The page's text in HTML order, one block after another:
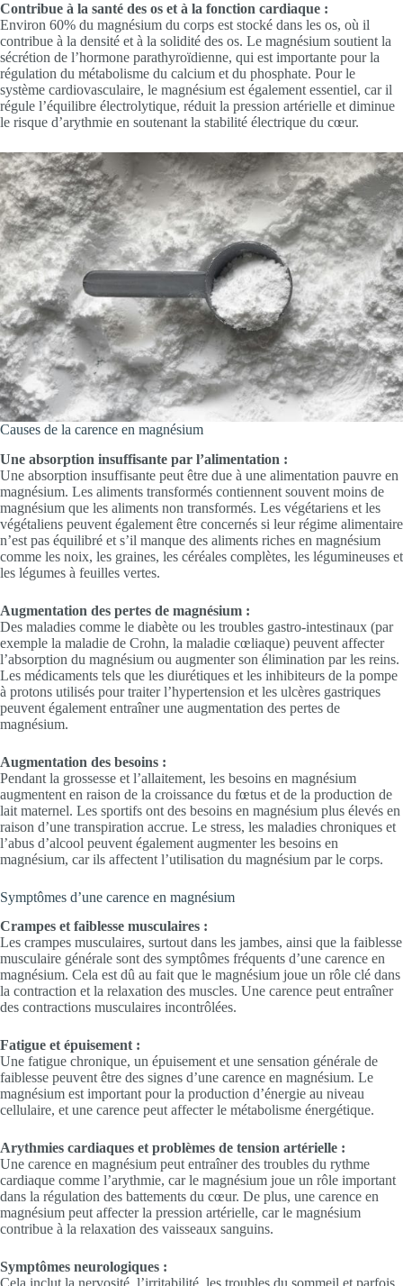
Contribue à la santé des os et à la fonction cardiaque :
Environ 60% du magnésium du corps est stocké dans les os, où il
contribue à la densité et à la solidité des os. Le magnésium soutient la
sécrétion de l’hormone parathyroïdienne, qui est importante pour la
régulation du métabolisme du calcium et du phosphate. Pour le
système cardiovasculaire, le magnésium est également essentiel, car il
régule l’équilibre électrolytique, réduit la pression artérielle et diminue
le risque d’arythmie en soutenant la stabilité électrique du cœur.
Causes de la carence en magnésium
Une absorption insuffisante par l’alimentation :
Une absorption insuffisante peut être due à une alimentation pauvre en
magnésium. Les aliments transformés contiennent souvent moins de
magnésium que les aliments non transformés. Les végétariens et les
végétaliens peuvent également être concernés si leur régime alimentaire
n’est pas équilibré et s’il manque des aliments riches en magnésium
comme les noix, les graines, les céréales complètes, les légumineuses et
les légumes à feuilles vertes.
Augmentation des pertes de magnésium :
Des maladies comme le diabète ou les troubles gastro-intestinaux (par
exemple la maladie de Crohn, la maladie cœliaque) peuvent affecter
l’absorption du magnésium ou augmenter son élimination par les reins.
Les médicaments tels que les diurétiques et les inhibiteurs de la pompe
à protons utilisés pour traiter l’hypertension et les ulcères gastriques
peuvent également entraîner une augmentation des pertes de
magnésium.
Augmentation des besoins :
Pendant la grossesse et l’allaitement, les besoins en magnésium
augmentent en raison de la croissance du fœtus et de la production de
lait maternel. Les sportifs ont des besoins en magnésium plus élevés en
raison d’une transpiration accrue. Le stress, les maladies chroniques et
l’abus d’alcool peuvent également augmenter les besoins en
magnésium, car ils affectent l’utilisation du magnésium par le corps.
Symptômes d’une carence en magnésium
Crampes et faiblesse musculaires :
Les crampes musculaires, surtout dans les jambes, ainsi que la faiblesse
musculaire générale sont des symptômes fréquents d’une carence en
magnésium. Cela est dû au fait que le magnésium joue un rôle clé dans
la contraction et la relaxation des muscles. Une carence peut entraîner
des contractions musculaires incontrôlées.
Fatigue et épuisement :
Une fatigue chronique, un épuisement et une sensation générale de
faiblesse peuvent être des signes d’une carence en magnésium. Le
magnésium est important pour la production d’énergie au niveau
cellulaire, et une carence peut affecter le métabolisme énergétique.
Arythmies cardiaques et problèmes de tension artérielle :
Une carence en magnésium peut entraîner des troubles du rythme
cardiaque comme l’arythmie, car le magnésium joue un rôle important
dans la régulation des battements du cœur. De plus, une carence en
magnésium peut affecter la pression artérielle, car le magnésium
contribue à la relaxation des vaisseaux sanguins.
Symptômes neurologiques :